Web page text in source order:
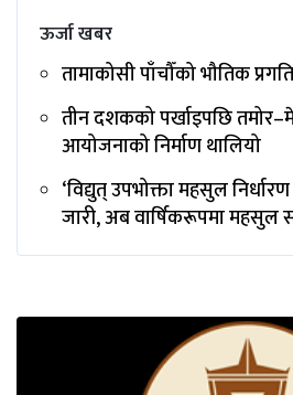
ऊर्जा खबर
तामाकोसी पाँचौँको भौतिक
तीन दशकको पर्खाइपछि
आयोजनाको निर्माण थालियो
‘विद्युत् उपभोक्ता महसुल
जारी, अब वार्षिकरूपमा महसुल